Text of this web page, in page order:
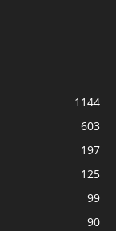
1144
603
197
125
99
90